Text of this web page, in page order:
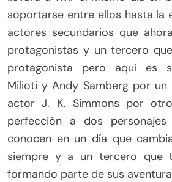
soportarse entre ellos hasta la
actores secundarios que
protagonistas y un tercero
protagonista pero aquí es
Milioti y Andy Samberg por
actor J. K. Simmons por
perfección a dos
conocen en un día que
siempre y a un tercero que
formando parte de sus